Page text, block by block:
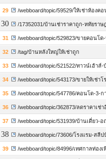
29 /webboard/topic/59529/ให้เช่าห้อง
30 /17352031/บ้านเช่าราคาถูก-หทัยรา
31 /webboard/topic/529823/ขายคอนโ
32 /tag/บ้านหลังใหญ่ให้เช่าถูก
33 /webboard/topic/521522/ทาวน์เฮ้า
34 /webboard/topic/543173/ขายให้เช่
35 /webboard/topic/547786/คอนโด-3-
36 /webboard/topic/362873/ลดราคาเ
37 /webboard/topic/531939/บ้านเดี่ยว
38 /webboard/topic/73606/โรงแรม-ส
39 /webboard/topic/84996/เทศกาลท่